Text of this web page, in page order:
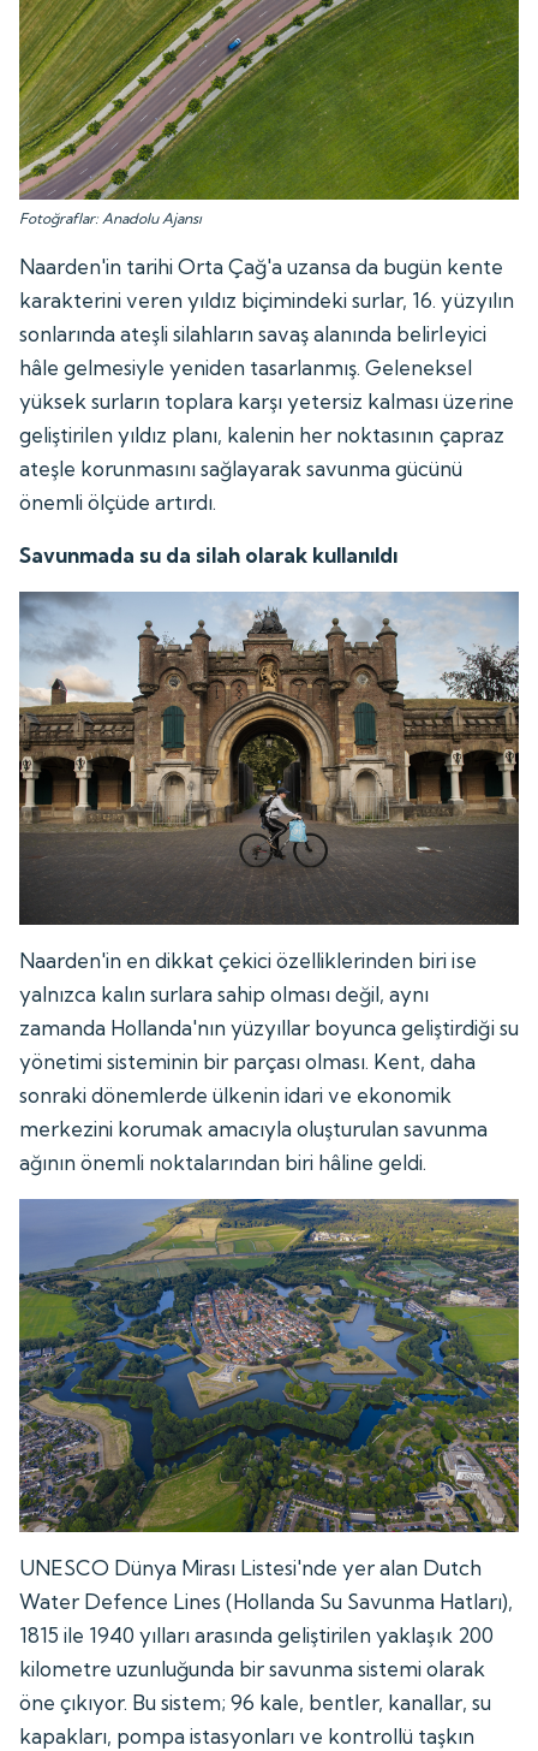
Fotoğraflar: Anadolu Ajansı
Naarden'in tarihi Orta Çağ'a uzansa da bugün kente
karakterini veren yıldız biçimindeki surlar, 16. yüzyılın
sonlarında ateşli silahların savaş alanında belirleyici
hâle gelmesiyle yeniden tasarlanmış. Geleneksel
yüksek surların toplara karşı yetersiz kalması üzerine
geliştirilen yıldız planı, kalenin her noktasının çapraz
ateşle korunmasını sağlayarak savunma gücünü
önemli ölçüde artırdı.
Savunmada su da silah olarak kullanıldı
Naarden'in en dikkat çekici özelliklerinden biri ise
yalnızca kalın surlara sahip olması değil, aynı
zamanda Hollanda'nın yüzyıllar boyunca geliştirdiği su
yönetimi sisteminin bir parçası olması. Kent, daha
sonraki dönemlerde ülkenin idari ve ekonomik
merkezini korumak amacıyla oluşturulan savunma
ağının önemli noktalarından biri hâline geldi.
UNESCO Dünya Mirası Listesi'nde yer alan Dutch
Water Defence Lines (Hollanda Su Savunma Hatları),
1815 ile 1940 yılları arasında geliştirilen yaklaşık 200
kilometre uzunluğunda bir savunma sistemi olarak
öne çıkıyor. Bu sistem; 96 kale, bentler, kanallar, su
kapakları, pompa istasyonları ve kontrollü taşkın